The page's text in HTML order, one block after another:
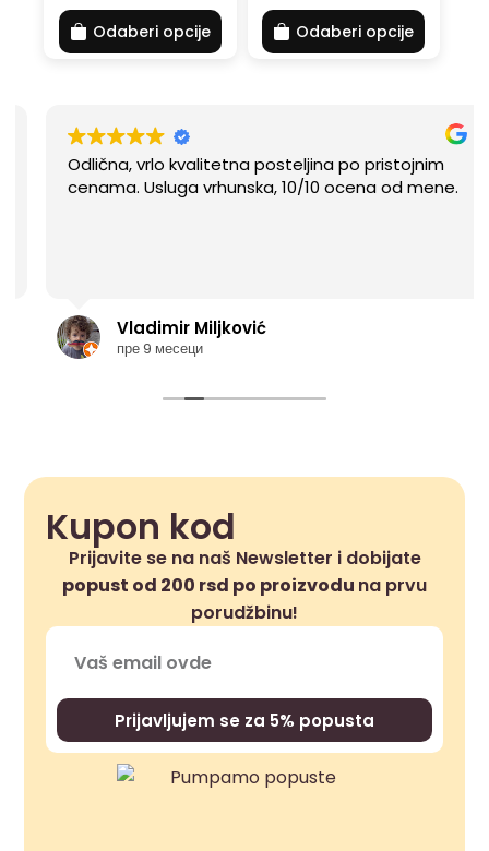
Odaberi opcije Odaberi opcije
Odlična, vrlo kvalitetna posteljina po pristojnim
cenama. Usluga vrhunska, 10/10 ocena od mene.
Vladimir Miljković
пре 9 месеци
Kupon kod
Prijavite se na naš Newsletter i dobijate
popust od 200 rsd po proizvodu na prvu
porudžbinu!
Prijavljujem se za 5% popusta